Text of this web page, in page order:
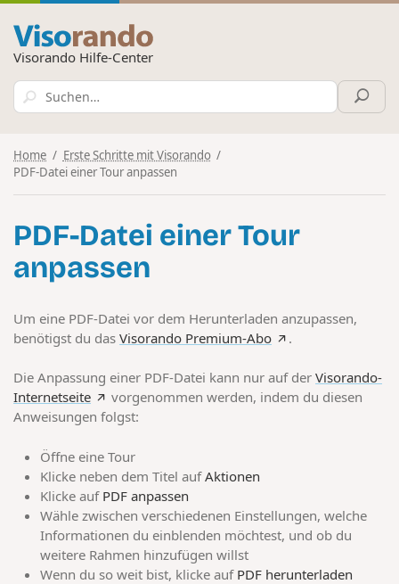
Visorando Hilfe-Center
Home
Erste Schritte mit Visorando
PDF-Datei einer Tour anpassen
PDF-Datei einer Tour
anpassen
Um eine PDF-Datei vor dem Herunterladen anzupassen,
benötigst du dasVisorando Premium-Abo .
Die Anpassung einer PDF-Datei kann nur auf derVisorando-
Internetseite
vorgenommen werden, indem du diesen
Anweisungen folgst:
Öffne eine Tour
Klicke neben dem Titel aufAktionen
Klicke auf PDF anpassen
Wähle zwischen verschiedenen Einstellungen, welche
Informationen du einblenden möchtest, und ob du
weitere Rahmen hinzufügen willst
Wenn du so weit bist, klicke auf PDF herunterladen